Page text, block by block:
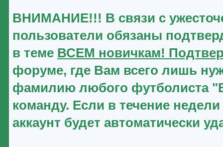
ВНИМАНИЕ!!! В связи с
пользователи обязаны
в теме ВСЕМ новичкам!
форуме, где Вам всего лишь
фамилию любого футболиста
команду. Если в течение
аккаунт будет автоматически